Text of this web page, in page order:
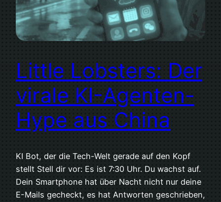
Little Lobsters: Der
virale KI-Agenten-
Hype aus China
KI Bot, der die Tech-Welt gerade auf den Kopf
stellt Stell dir vor: Es ist 7:30 Uhr. Du wachst auf.
Dein Smartphone hat über Nacht nicht nur deine
E-Mails gecheckt, es hat Antworten geschrieben,